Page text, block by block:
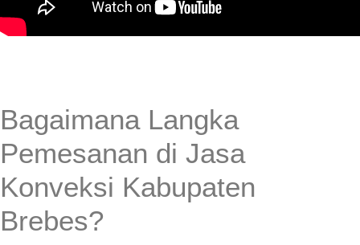
Bagaimana Langka
Pemesanan di Jasa
Konveksi Kabupaten
Brebes?